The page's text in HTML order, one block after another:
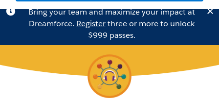
Bring your team and maximize your impact at
Dreamforce. Registerthree or more to unlock
$999 passes.